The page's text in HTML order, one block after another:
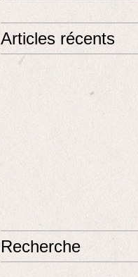
Articles récents
Recherche